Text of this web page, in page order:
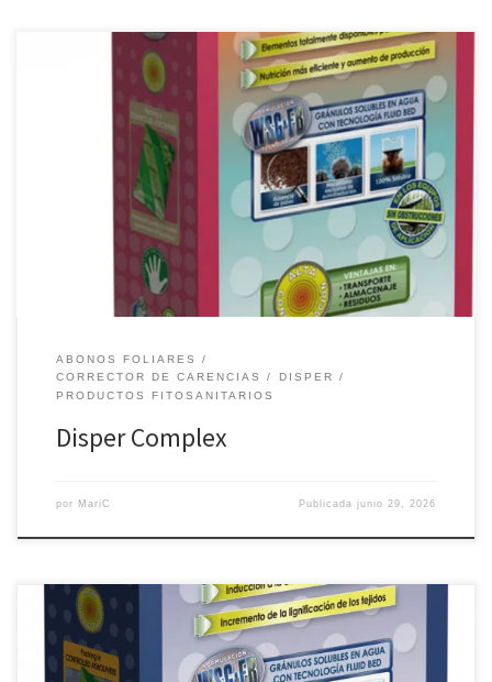
Potenciado con magnesio (Mg) quelado con EDTA para favorecer
procesos como la fotosíntesis, la fosforilación y la transferencia de
energía y sacarosa desde la hoja al resto de la planta. Los agentes
quelantes EDDHSA y EDTA provienen de sales potásicas, por lo que
no hay riesgo de sodificación del cultivo. […]
ABONOS FOLIARES
CORRECTOR DE CARENCIAS
DISPER
PRODUCTOS FITOSANITARIOS
Disper Complex
por MariC Publicadajunio 29, 2026
Producto diseñado para conseguir una correcta vascularización y